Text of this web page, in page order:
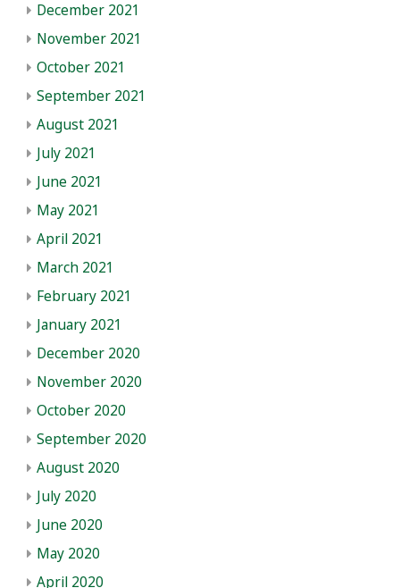
December 2021
November 2021
October 2021
September 2021
August 2021
July 2021
June 2021
May 2021
April 2021
March 2021
February 2021
January 2021
December 2020
November 2020
October 2020
September 2020
August 2020
July 2020
June 2020
May 2020
April 2020